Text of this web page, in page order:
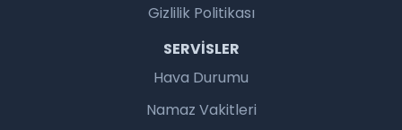
Gizlilik Politikası
SERVISLER
Hava Durumu
Namaz Vakitleri